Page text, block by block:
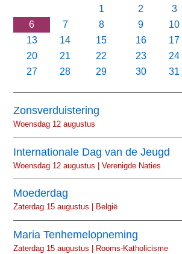
1
2 3
6
7 8 9 10
13
14 15 16 17
20
21 22 23 24
27
28 29 30 31
Zonsverduistering
Woensdag 12 augustus
Internationale Dag van de Jeugd
Woensdag 12 augustus | Verenigde Naties
Moederdag
Zaterdag 15 augustus | België
Maria Tenhemelopneming
Zaterdag 15 augustus | Rooms-Katholicisme